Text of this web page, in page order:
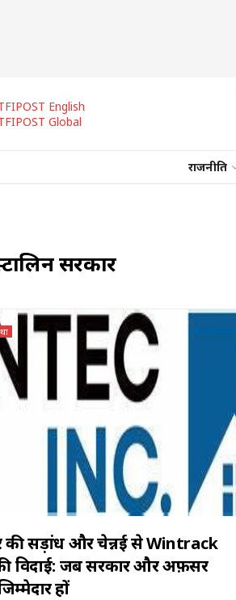
English
Global
राजनीति
सरकार
की सड़ांध और चेन्नई से Wintrack
विदाई: जब सरकार और अफ़सर
हों